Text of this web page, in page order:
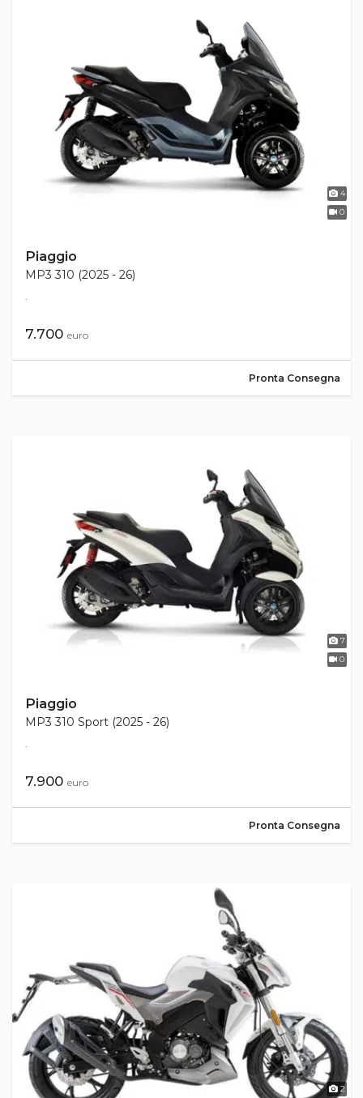
4
0
Piaggio
MP3 310 (2025 - 26)
7.700 euro
Pronta Consegna
7
0
Piaggio
MP3 310 Sport (2025 - 26)
.
7.900 euro
Pronta Consegna
2